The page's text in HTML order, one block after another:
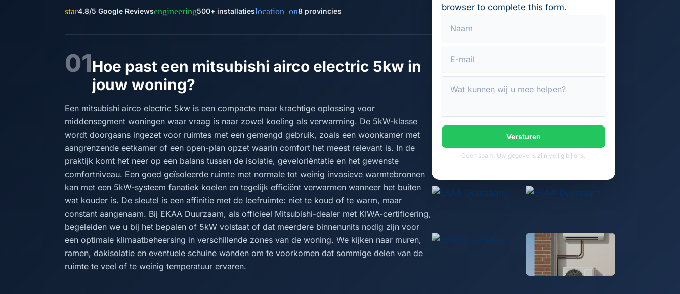
star4.8/5 Google Reviewsengineering500+ installatieslocation_on8 provincies
01Hoe past een mitsubishi airco electric 5kw in
jouw woning?
Een mitsubishi airco electric 5kw is een compacte maar krachtige oplossing voor
middensegment woningen waar vraag is naar zowel koeling als verwarming. De 5kW-klasse
wordt doorgaans ingezet voor ruimtes met een gemengd gebruik, zoals een woonkamer met
aangrenzende eetkamer of een open-plan opzet waarin comfort het meest relevant is. In de
praktijk komt het neer op een balans tussen de isolatie, geveloriëntatie en het gewenste
comfortniveau. Een goed geïsoleerde ruimte met normale tot weinig invasieve warmtebronnen
kan met een 5kW-systeem fanatiek koelen en tegelijk efficiënt verwarmen wanneer het buiten
wat kouder is. De sleutel is een affinitie met de leefruimte: niet te koud of te warm, maar
constant aangenaam. Bij EKAA Duurzaam, als officieel Mitsubishi-dealer met KIWA-certificering,
begeleiden we u bij het bepalen of 5kW volstaat of dat meerdere binnenunits nodig zijn voor
een optimale klimaatbeheersing in verschillende zones van de woning. We kijken naar muren,
ramen, dakisolatie en eventuele schuine wanden om te voorkomen dat sommige delen van de
ruimte te veel of te weinig temperatuur ervaren.
browser to complete this form.
Versturen
Geen spam. Uw gegevens zijn veilig bij ons.